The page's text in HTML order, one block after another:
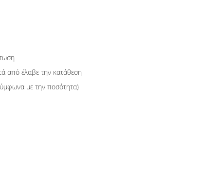
από έλαβε την κατάθεση
με την ποσότητα)